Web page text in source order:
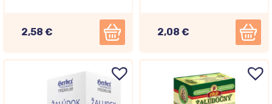
2,58 € 2,08 €